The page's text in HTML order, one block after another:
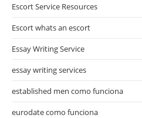
Escort Service Resources
Escort whats an escort
Essay Writing Service
essay writing services
established men como funciona
eurodate como funciona